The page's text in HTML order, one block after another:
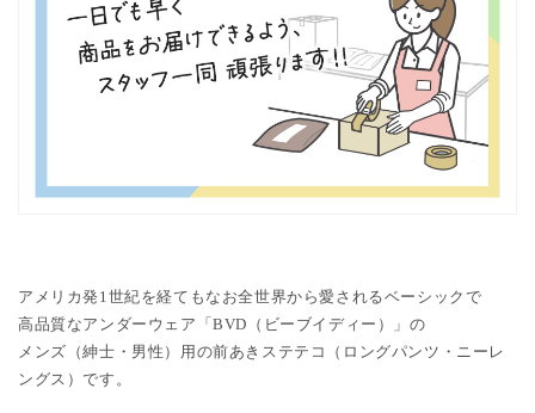
アメリカ発1世紀を経てもなお全世界から愛されるベーシックで
高品質なアンダーウェア「BVD（ビーブイディー）」の
メンズ（紳士・男性）用の前あきステテコ（ロングパンツ・ニーレ
ングス）です。